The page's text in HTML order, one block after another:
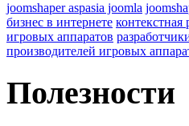
joomshaper aspasia joomla
бизнес в интернете контекстная
игровых аппаратов
производителей игровых
Полезности